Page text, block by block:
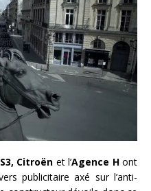
Citroën et l’Agence Hont
publicitaire axé sur l’anti-